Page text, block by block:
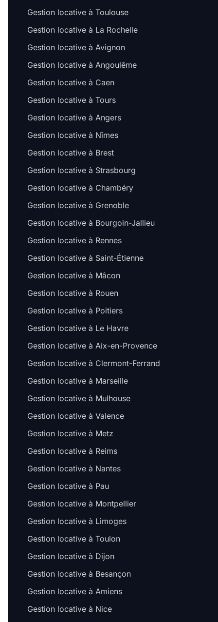
Gestion locative à Toulouse
Gestion locative à La Rochelle
Gestion locative à Avignon
Gestion locative à Angoulême
Gestion locative à Caen
Gestion locative à Tours
Gestion locative à Angers
Gestion locative à Nîmes
Gestion locative à Brest
Gestion locative à Strasbourg
Gestion locative à Chambéry
Gestion locative à Grenoble
Gestion locative à Bourgoin-Jallieu
Gestion locative à Rennes
Gestion locative à Saint-Étienne
Gestion locative à Mâcon
Gestion locative à Rouen
Gestion locative à Poitiers
Gestion locative à Le Havre
Gestion locative à Aix-en-Provence
Gestion locative à Clermont-Ferrand
Gestion locative à Marseille
Gestion locative à Mulhouse
Gestion locative à Valence
Gestion locative à Metz
Gestion locative à Reims
Gestion locative à Nantes
Gestion locative à Pau
Gestion locative à Montpellier
Gestion locative à Limoges
Gestion locative à Toulon
Gestion locative à Dijon
Gestion locative à Besançon
Gestion locative à Amiens
Gestion locative à Nice